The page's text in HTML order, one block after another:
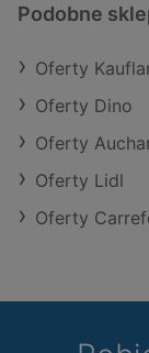
Podobne
Oferty
Oferty Dino
Oferty
Oferty Lidl
Oferty